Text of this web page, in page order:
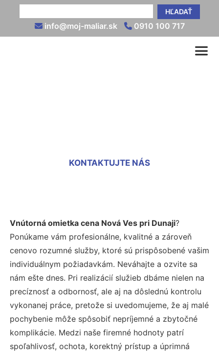
HĽADAŤ
info@moj-maliar.sk 0910 100 717
KONTAKTUJTE NÁS
Vnútorná omietka cena Nová Ves pri Dunaji?
Ponúkame vám profesionálne, kvalitné a zároveň
cenovo rozumné služby, ktoré sú prispôsobené vašim
individuálnym požiadavkám. Neváhajte a ozvite sa
nám ešte dnes. Pri realizácií služieb dbáme nielen na
precíznosť a odbornosť, ale aj na dôslednú kontrolu
vykonanej práce, pretože si uvedomujeme, že aj malé
pochybenie môže spôsobiť nepríjemné a zbytočné
komplikácie. Medzi naše firemné hodnoty patrí
spoľahlivosť, ochota, korektný prístup a úprimná